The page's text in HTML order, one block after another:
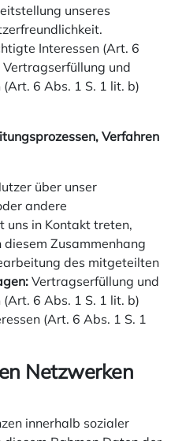
unseres
Interessen (Art. 6
Vertragserfüllung und
6 Abs. 1 S. 1 lit. b)
Verfahren
über unser
andere
uns in Kontakt treten,
Zusammenhang
des mitgeteilten
Vertragserfüllung und
6 Abs. 1 S. 1 lit. b)
(Art. 6 Abs. 1 S. 1
Netzwerken
innerhalb sozialer